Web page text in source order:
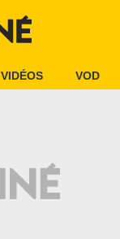
VIDÉOS VOD